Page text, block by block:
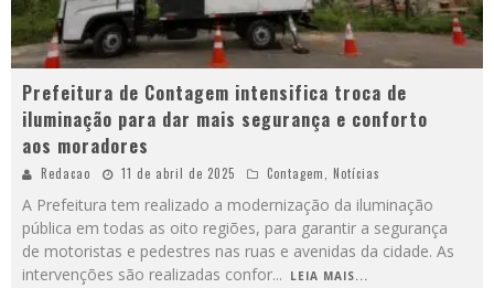
Prefeitura de Contagem intensifica troca de
iluminação para dar mais segurança e conforto
aos moradores
Redacao 11 de abril de 2025 Contagem, Notícias
A Prefeitura tem realizado a modernização da iluminação
pública em todas as oito regiões, para garantir a segurança
de motoristas e pedestres nas ruas e avenidas da cidade. As
intervenções são realizadas confor... LEIA MAIS...